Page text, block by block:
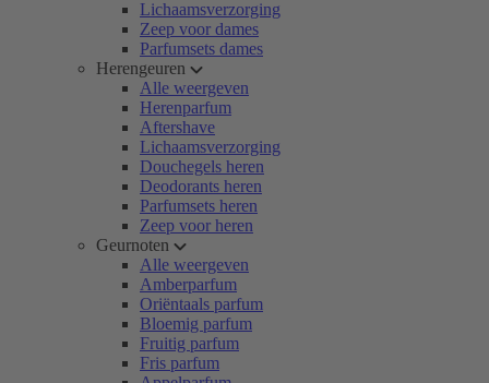
Lichaamsverzorging
Zeep voor dames
Parfumsets dames
Herengeuren
Alle weergeven
Herenparfum
Aftershave
Lichaamsverzorging
Douchegels heren
Deodorants heren
Parfumsets heren
Zeep voor heren
Geurnoten
Alle weergeven
Amberparfum
Oriëntaals parfum
Bloemig parfum
Fruitig parfum
Fris parfum